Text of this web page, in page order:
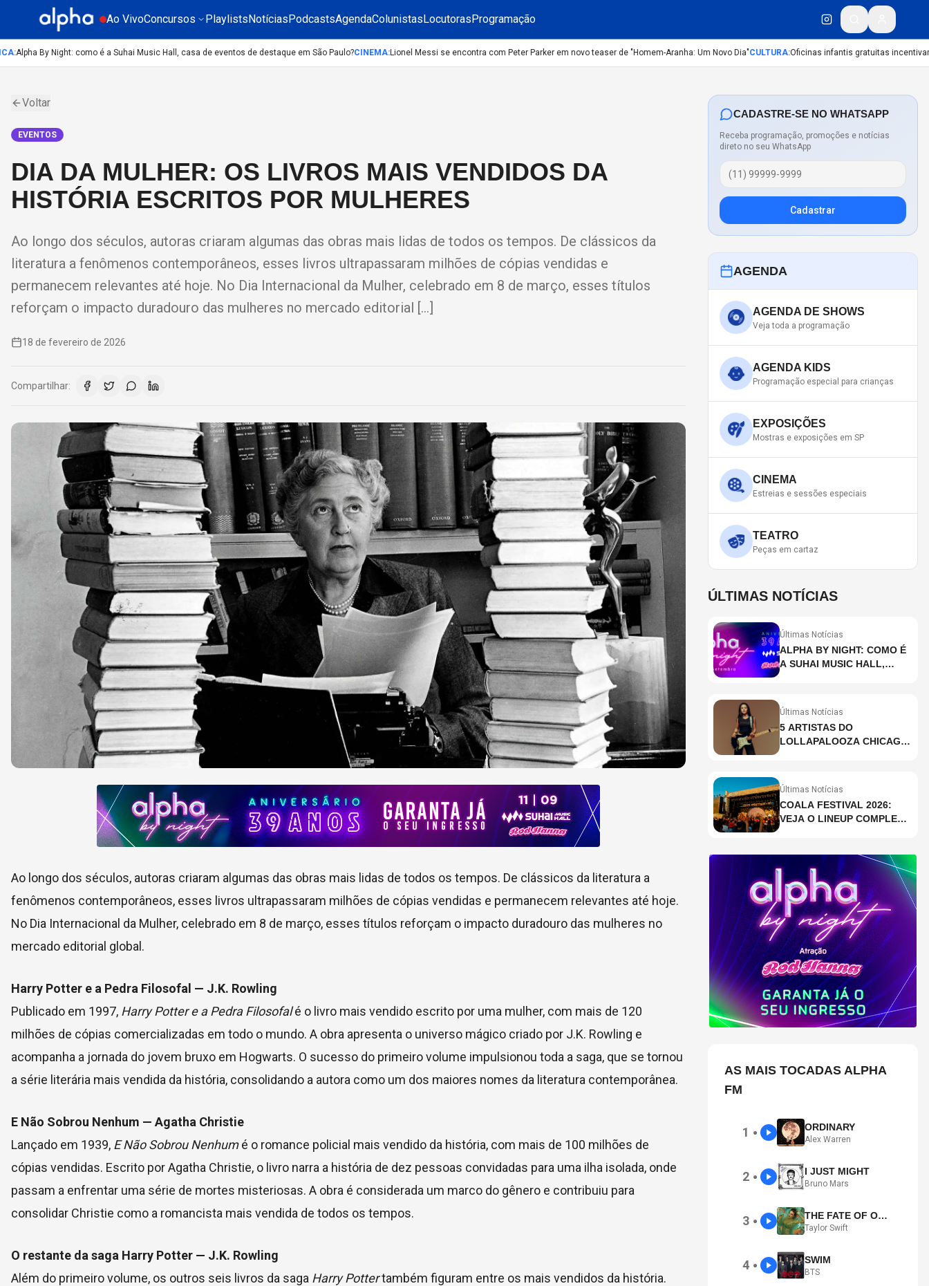
Ao VivoConcursos PlaylistsNotíciasPodcastsAgendaColunistasLocutorasProgramação
:Alpha By Night: como é a Suhai Music Hall, casa de eventos de destaque em São Paulo?CINEMA:Lionel Messi se encontra com Peter Parker em novo teaser de "Homem-Aranha: Um Novo Dia"CULTURA:Oficinas infantis gratuitas incentivam
Voltar
EVENTOS
DIA DA MULHER: OS LIVROS MAIS VENDIDOS DA
HISTÓRIA ESCRITOS POR MULHERES
Ao longo dos séculos, autoras criaram algumas das obras mais lidas de todos os tempos. De clássicos da
literatura a fenômenos contemporâneos, esses livros ultrapassaram milhões de cópias vendidas e
permanecem relevantes até hoje. No Dia Internacional da Mulher, celebrado em 8 de março, esses títulos
reforçam o impacto duradouro das mulheres no mercado editorial […]
18 de fevereiro de 2026
Compartilhar:
Ao longo dos séculos, autoras criaram algumas das obras mais lidas de todos os tempos. De clássicos da literatura a
fenômenos contemporâneos, esses livros ultrapassaram milhões de cópias vendidas e permanecem relevantes até hoje.
No Dia Internacional da Mulher, celebrado em 8 de março, esses títulos reforçam o impacto duradouro das mulheres no
mercado editorial global.
Harry Potter e a Pedra Filosofal — J.K. Rowling
Publicado em 1997, Harry Potter e a Pedra Filosofalé o livro mais vendido escrito por uma mulher, com mais de 120
milhões de cópias comercializadas em todo o mundo. A obra apresenta o universo mágico criado por J.K. Rowling e
acompanha a jornada do jovem bruxo em Hogwarts. O sucesso do primeiro volume impulsionou toda a saga, que se tornou
a série literária mais vendida da história, consolidando a autora como um dos maiores nomes da literatura contemporânea.
E Não Sobrou Nenhum — Agatha Christie
Lançado em 1939, E Não Sobrou Nenhumé o romance policial mais vendido da história, com mais de 100 milhões de
cópias vendidas. Escrito por Agatha Christie, o livro narra a história de dez pessoas convidadas para uma ilha isolada, onde
passam a enfrentar uma série de mortes misteriosas. A obra é considerada um marco do gênero e contribuiu para
consolidar Christie como a romancista mais vendida de todos os tempos.
O restante da saga Harry Potter — J.K. Rowling
Além do primeiro volume, os outros seis livros da saga Harry Pottertambém figuram entre os mais vendidos da história.
CADASTRE-SE NO WHATSAPP
Receba programação, promoções e notícias
direto no seu WhatsApp
Cadastrar
AGENDA
AGENDA DE SHOWS
Veja toda a programação
AGENDA KIDS
Programação especial para crianças
EXPOSIÇÕES
Mostras e exposições em SP
CINEMA
Estreias e sessões especiais
TEATRO
Peças em cartaz
ÚLTIMAS NOTÍCIAS
Últimas Notícias
ALPHA BY NIGHT: COMO É
A SUHAI MUSIC HALL,
PAULO?
Últimas Notícias
5 ARTISTAS DO
LOLLAPALOOZA CHICAGO
Últimas Notícias
COALA FESTIVAL 2026:
VEJA O LINEUP COMPLETO
AS MAIS TOCADAS ALPHA
FM
1 ● ORDINARY
Alex Warren
2 ● I JUST MIGHT
Bruno Mars
3 ● THE FATE OF OPHELIA
Taylor Swift
4 ● SWIM
BTS